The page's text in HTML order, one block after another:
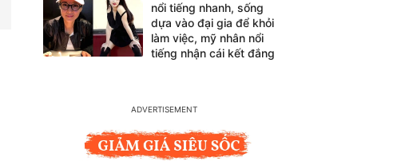
nổi tiếng nhanh, sống
dựa vào đại gia để khỏi
làm việc, mỹ nhân nổi
tiếng nhận cái kết đắng